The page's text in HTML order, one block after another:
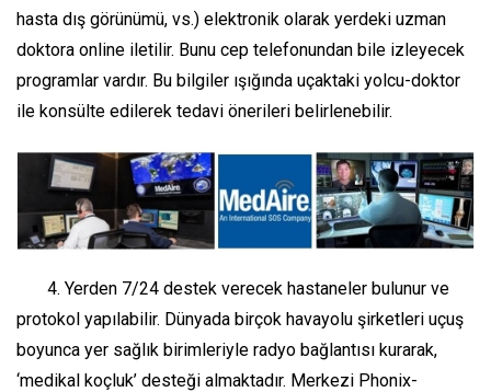
hasta dış görünümü, vs.) elektronik olarak yerdeki uzman
doktora online iletilir. Bunu cep telefonundan bile izleyecek
programlar vardır. Bu bilgiler ışığında uçaktaki yolcu-doktor
ile konsülte edilerek tedavi önerileri belirlenebilir.
4. Yerden 7/24 destek verecek hastaneler bulunur ve
protokol yapılabilir. Dünyada birçok havayolu şirketleri uçuş
boyunca yer sağlık birimleriyle radyo bağlantısı kurarak,
‘medikal koçluk’ desteği almaktadır. Merkezi Phonix-